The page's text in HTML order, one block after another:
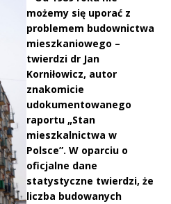
możemy się uporać z
problemem budownictwa
mieszkaniowego –
twierdzi dr Jan
Korniłowicz, autor
znakomicie
udokumentowanego
raportu „Stan
mieszkalnictwa w
Polsce”. W oparciu o
oficjalne dane
statystyczne twierdzi, że
liczba budowanych